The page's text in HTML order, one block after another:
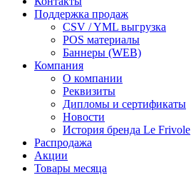
Поддержка продаж
CSV / YML выгрузка
POS материалы
Баннеры (WEB)
Компания
О компании
Реквизиты
Дипломы и сертификаты
Новости
История бренда Le Frivole
Распродажа
Акции
Товары месяца